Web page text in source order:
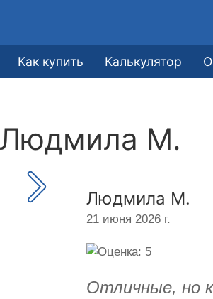
Как купить Калькулятор
Людмила М.
Людмила М.
21 июня 2026 г.
Отличные, но